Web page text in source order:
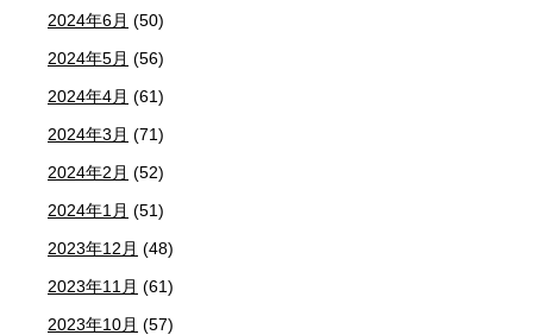
2024年6月 (50)
2024年5月 (56)
2024年4月 (61)
2024年3月 (71)
2024年2月 (52)
2024年1月 (51)
2023年12月 (48)
2023年11月 (61)
2023年10月 (57)